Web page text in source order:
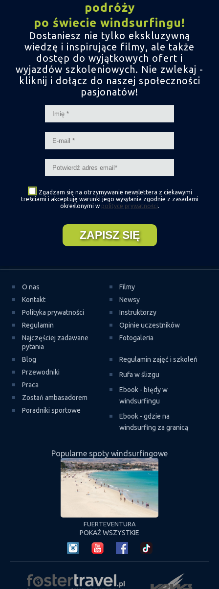
podróży
po świecie windsurfingu!
Dostaniesz nie tylko ekskluzywną
wiedzę i inspirujące filmy, ale także
dostęp do wyjątkowych ofert i
wyjazdów szkoleniowych. Nie zwlekaj -
kliknij i dołącz do naszej społeczności
pasjonatów!
Zgadzam się na otrzymywanie newslettera z ciekawymi
treściami i akceptuję warunki jego wysyłania zgodnie z zasadami
określonymi w polityce prywatności.
O nas
Kontakt
Polityka prywatności
Regulamin
Najczęściej zadawane
pytania
Filmy
Newsy
Instruktorzy
Opinie uczestników
Fotogaleria
Blog
Przewodniki
Praca
Zostań ambasadorem
Poradniki sportowe
Regulamin zajęć i szkoleń
Rufa w ślizgu
Ebook - błędy w
windsurfingu
Ebook - gdzie na
windsurfing za granicą
Popularne spoty windsurfingowe
ALGARVE
POKAŻ WSZYSTKIE